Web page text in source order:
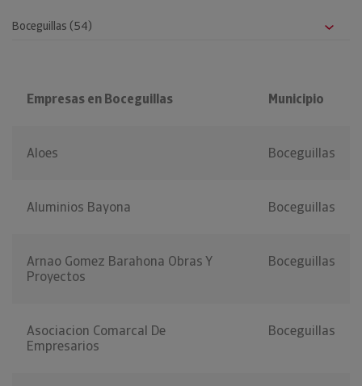
Empresas en Boceguillas Municipio
Aloes Boceguillas
Aluminios Bayona Boceguillas
Arnao Gomez Barahona Obras Y
Proyectos
Boceguillas
Asociacion Comarcal De
Empresarios
Boceguillas